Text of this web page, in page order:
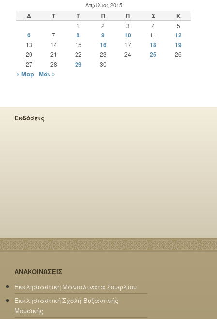
Απρίλιος 2015
Δ Τ Τ Π Π Σ Κ
1 2 3 4 5
6 7 8 9 10 11 12
13 14 15 16 17 18 19
20 21 22 23 24 25
26
27
28 29 30
« Μαρ Μάι »
Εκδόσεις
ΑΝΑΚΟΙΝΩΣΕΙΣ
Εκκλησιαστική Μαντολινάτα Σουφλίου
Εκκλησιαστική Σχολή Βυζαντινής
Μουσικής